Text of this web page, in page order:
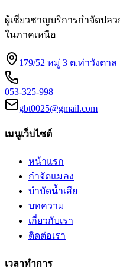
ผู้เชี่ยวชาญบริการกำจัดปล
ในภาคเหนือ
179/52 หมู่ 3 ต.ท่าวังตา
053-325-998
gbt0025@gmail.com
เมนูเว็บไซต์
หน้าแรก
กำจัดแมลง
บำบัดน้ำเสีย
บทความ
เกี่ยวกับเรา
ติดต่อเรา
เวลาทำการ